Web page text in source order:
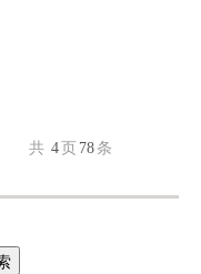
共 4 页 78 条